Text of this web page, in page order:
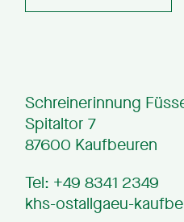
Schreinerinnung
Spitaltor 7
87600 Kaufbeuren
Tel: +49 8341 2349
khs-ostallgaeu-